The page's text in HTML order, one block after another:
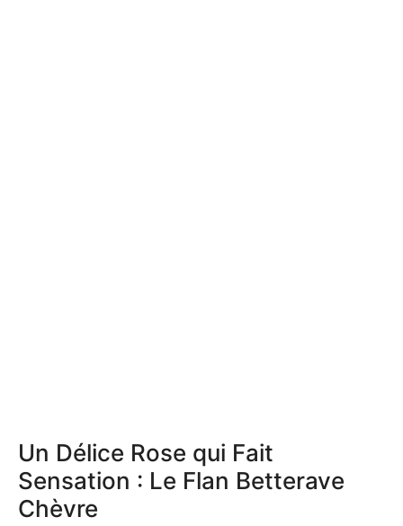
Un Délice Rose qui Fait
Sensation : Le Flan Betterave
Chèvre